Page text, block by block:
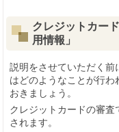
クレジットカー
用情報」
説明をさせていただく
はどのようなことが行わ
おきましょう。
クレジットカードの審査
されます。